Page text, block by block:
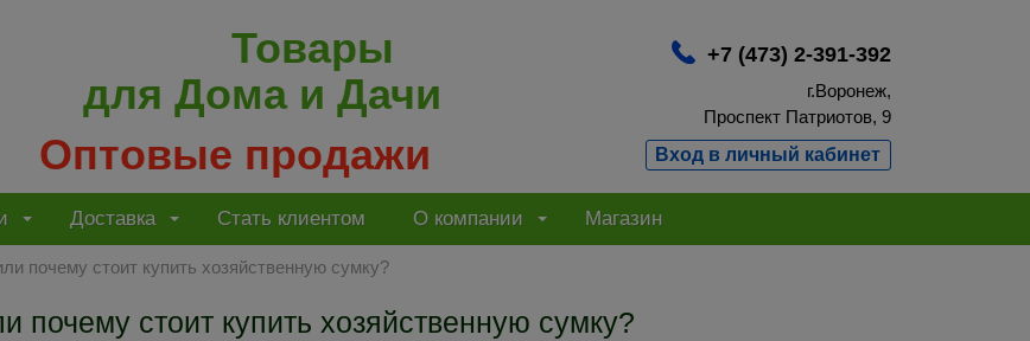
Товары
для Дома и Дачи
Оптовые продажи
+7 (473) 2-391-392
г.Воронеж,
Проспект Патриотов, 9
Вход в личный кабинет
Доставка Стать клиентом О компании Магазин
почему стоит купить хозяйственную сумку?
почему стоит купить хозяйственную сумку?